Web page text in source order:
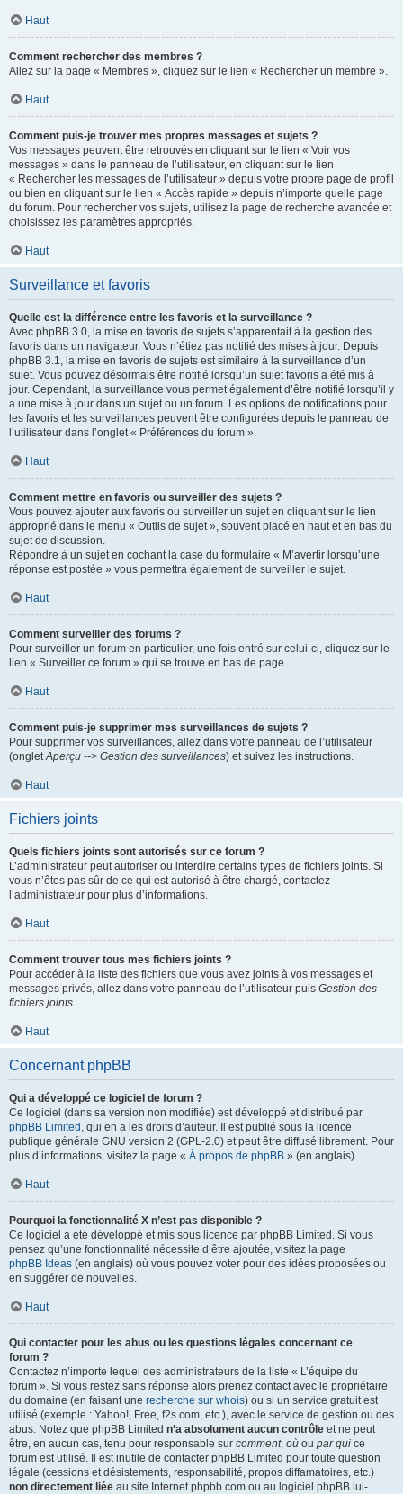
Haut
Comment rechercher des membres ?
Allez sur la page « Membres », cliquez sur le lien « Rechercher un membre ».
Haut
Comment puis-je trouver mes propres messages et sujets ?
Vos messages peuvent être retrouvés en cliquant sur le lien « Voir vos
messages » dans le panneau de l’utilisateur, en cliquant sur le lien
« Rechercher les messages de l’utilisateur » depuis votre propre page de profil
ou bien en cliquant sur le lien « Accès rapide » depuis n’importe quelle page
du forum. Pour rechercher vos sujets, utilisez la page de recherche avancée et
choisissez les paramètres appropriés.
Haut
Surveillance et favoris
Quelle est la différence entre les favoris et la surveillance ?
Avec phpBB 3.0, la mise en favoris de sujets s’apparentait à la gestion des
favoris dans un navigateur. Vous n’étiez pas notifié des mises à jour. Depuis
phpBB 3.1, la mise en favoris de sujets est similaire à la surveillance d’un
sujet. Vous pouvez désormais être notifié lorsqu’un sujet favoris a été mis à
jour. Cependant, la surveillance vous permet également d’être notifié lorsqu’il y
a une mise à jour dans un sujet ou un forum. Les options de notifications pour
les favoris et les surveillances peuvent être configurées depuis le panneau de
l’utilisateur dans l’onglet « Préférences du forum ».
Haut
Comment mettre en favoris ou surveiller des sujets ?
Vous pouvez ajouter aux favoris ou surveiller un sujet en cliquant sur le lien
approprié dans le menu « Outils de sujet », souvent placé en haut et en bas du
sujet de discussion.
Répondre à un sujet en cochant la case du formulaire « M’avertir lorsqu’une
réponse est postée » vous permettra également de surveiller le sujet.
Haut
Comment surveiller des forums ?
Pour surveiller un forum en particulier, une fois entré sur celui-ci, cliquez sur le
lien « Surveiller ce forum » qui se trouve en bas de page.
Haut
Comment puis-je supprimer mes surveillances de sujets ?
Pour supprimer vos surveillances, allez dans votre panneau de l’utilisateur
(ongletAperçu --> Gestion des surveillances) et suivez les instructions.
Haut
Fichiers joints
Quels fichiers joints sont autorisés sur ce forum ?
L’administrateur peut autoriser ou interdire certains types de fichiers joints. Si
vous n’êtes pas sûr de ce qui est autorisé à être chargé, contactez
l’administrateur pour plus d’informations.
Haut
Comment trouver tous mes fichiers joints ?
Pour accéder à la liste des fichiers que vous avez joints à vos messages et
messages privés, allez dans votre panneau de l’utilisateur puis Gestion des
fichiers joints.
Haut
Concernant phpBB
Qui a développé ce logiciel de forum ?
Ce logiciel (dans sa version non modifiée) est développé et distribué par
phpBB Limited , qui en a les droits d’auteur. Il est publié sous la licence
publique générale GNU version 2 (GPL-2.0) et peut être diffusé librement. Pour
plus d’informations, visitez la page « À propos de phpBB » (en anglais).
Haut
Pourquoi la fonctionnalité X n’est pas disponible ?
Ce logiciel a été développé et mis sous licence par phpBB Limited. Si vous
pensez qu’une fonctionnalité nécessite d’être ajoutée, visitez la page
phpBB Ideas (en anglais) où vous pouvez voter pour des idées proposées ou
en suggérer de nouvelles.
Haut
Qui contacter pour les abus ou les questions légales concernant ce
forum ?
Contactez n’importe lequel des administrateurs de la liste « L’équipe du
forum ». Si vous restez sans réponse alors prenez contact avec le propriétaire
du domaine (en faisant une recherche sur whois) ou si un service gratuit est
utilisé (exemple : Yahoo!, Free, f2s.com, etc.), avec le service de gestion ou des
abus. Notez que phpBB Limited n’a absolument aucun contrôle et ne peut
être, en aucun cas, tenu pour responsable sur comment, où ou par qui ce
forum est utilisé. Il est inutile de contacter phpBB Limited pour toute question
légale (cessions et désistements, responsabilité, propos diffamatoires, etc.)
non directement liée au site Internet phpbb.com ou au logiciel phpBB lui-